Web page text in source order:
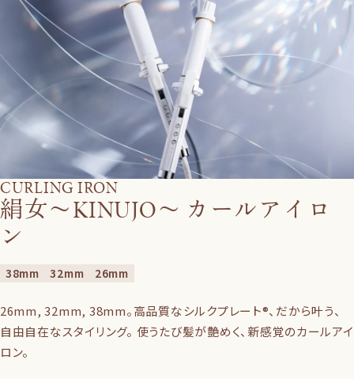
CURLING IRON
絹女〜KINUJO〜 カールアイロ
ン
38mm 32mm 26mm
26mm, 32mm, 38mm。高品質なシルクプレート®、だから叶う、
自由自在なスタイリング。 使うたび髪が艶めく、新感覚のカールアイ
ロン。